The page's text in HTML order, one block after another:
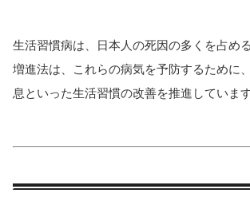
生活習慣病は、日本人の死因の多くを占め
増進法は、これらの病気を予防するために
息といった生活習慣の改善を推進しています